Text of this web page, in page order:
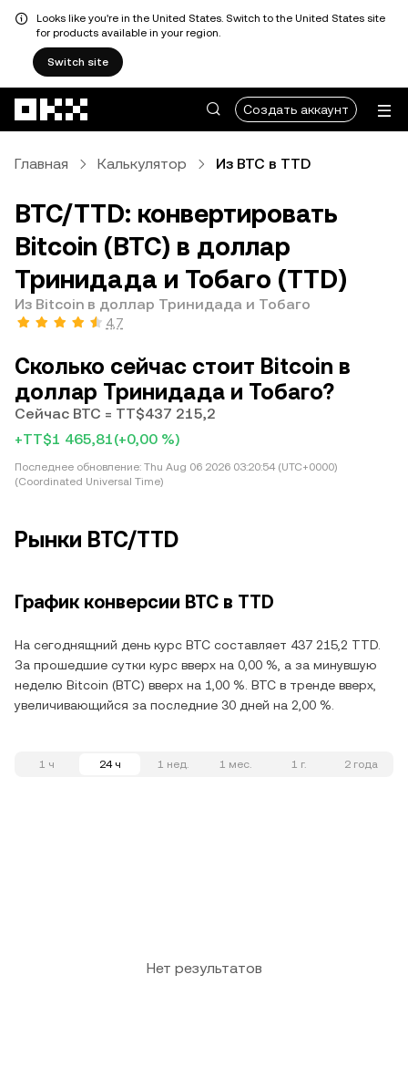
Looks like you're in the United States. Switch to the United States site
for products available in your region.
Switch site
Создать аккаунт
Главная Калькулятор Из BTC в TTD
BTC/TTD: конвертировать
Bitcoin (BTC) в доллар
Тринидада и Тобаго (TTD)
Из Bitcoin в доллар Тринидада и Тобаго
4,7
Сколько сейчас стоит Bitcoin в
доллар Тринидада и Тобаго?
Сейчас BTC = TT$437 215,2
+TT$1 465,81(+0,00 %)
Последнее обновление: Thu Aug 06 2026 03:20:54 (UTC+0000)
(Coordinated Universal Time)
Рынки BTC/TTD
График конверсии BTC в TTD
На сегоднящний день курс BTC составляет 437 215,2 TTD.
За прошедшие сутки курс вверх на 0,00 %, а за минувшую
неделю Bitcoin (BTC) вверх на 1,00 %. BTC в тренде вверх,
увеличивающийся за последние 30 дней на 2,00 %.
1 ч 24 ч 1 нед. 1 мес. 1 г. 2 года
Нет результатов